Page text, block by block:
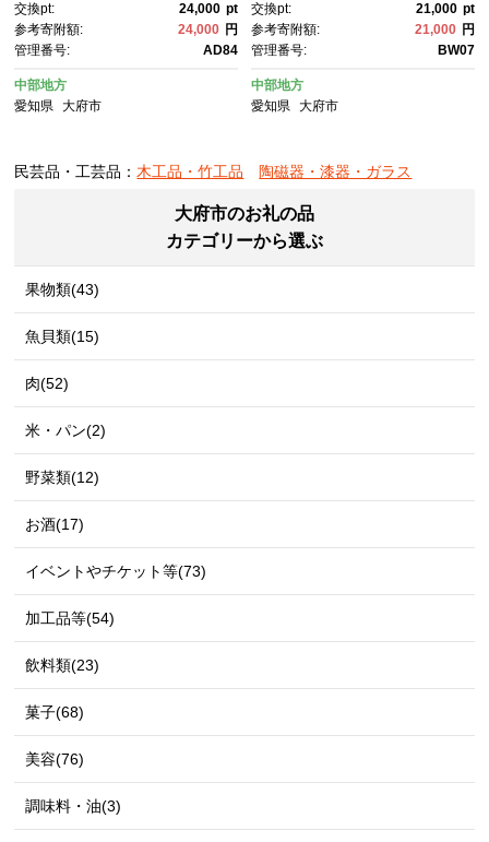
交換pt: 24,000 pt
参考寄附額:
24,000 円
管理番号:
AD84
中部地方
愛知県
大府市
交換pt: 21,000 pt
参考寄附額:
21,000 円
管理番号:
BW07
中部地方
愛知県 大府市
民芸品・工芸品： 木工品・竹工品 陶磁器・漆器・ガラス
大府市のお礼の品
カテゴリーから選ぶ
果物類(43)
魚貝類(15)
肉(52)
米・パン(2)
野菜類(12)
お酒(17)
イベントやチケット等(73)
加工品等(54)
飲料類(23)
菓子(68)
美容(76)
調味料・油(3)